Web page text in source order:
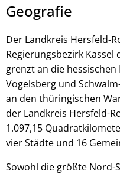
Geografie
Der Landkreis Hersfeld-
Regierungsbezirk Kassel
grenzt an die
Vogelsberg und
an den thüringischen
der Landkreis Hersfeld-
1.097,15
vier Städte und 16
Sowohl die größte Nord-